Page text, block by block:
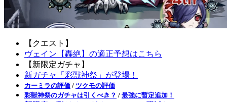
【クエスト】
ヴェイン【轟絶】の適正予想はこちら
【新限定ガチャ】
新ガチャ「彩獣神祭」が登場！
カーミラの評価 / ツクモの評価
彩獣神祭のガチャは引くべき？ / 最強に暫定追加！